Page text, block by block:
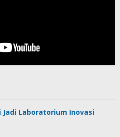
Laboratorium Inovasi